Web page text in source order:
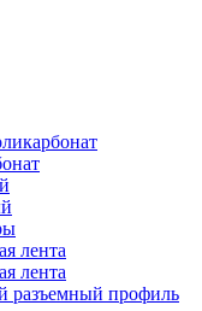
лента
лента
разъемный профиль